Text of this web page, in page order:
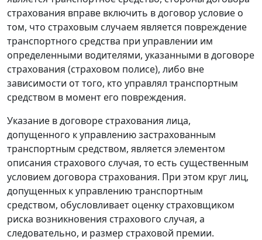
страхования вправе включить в договор условие о
том, что страховым случаем является повреждение
транспортного средства при управлении им
определенными водителями, указанными в договоре
страхования (страховом полисе), либо вне
зависимости от того, кто управлял транспортным
средством в момент его повреждения.
Указание в договоре страхования лица,
допущенного к управлению застрахованным
транспортным средством, является элементом
описания страхового случая, то есть существенным
условием договора страхования. При этом круг лиц,
допущенных к управлению транспортным
средством, обусловливает оценку страховщиком
риска возникновения страхового случая, а
следовательно, и размер страховой премии.